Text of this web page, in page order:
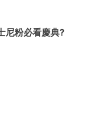
尼粉必看慶典?